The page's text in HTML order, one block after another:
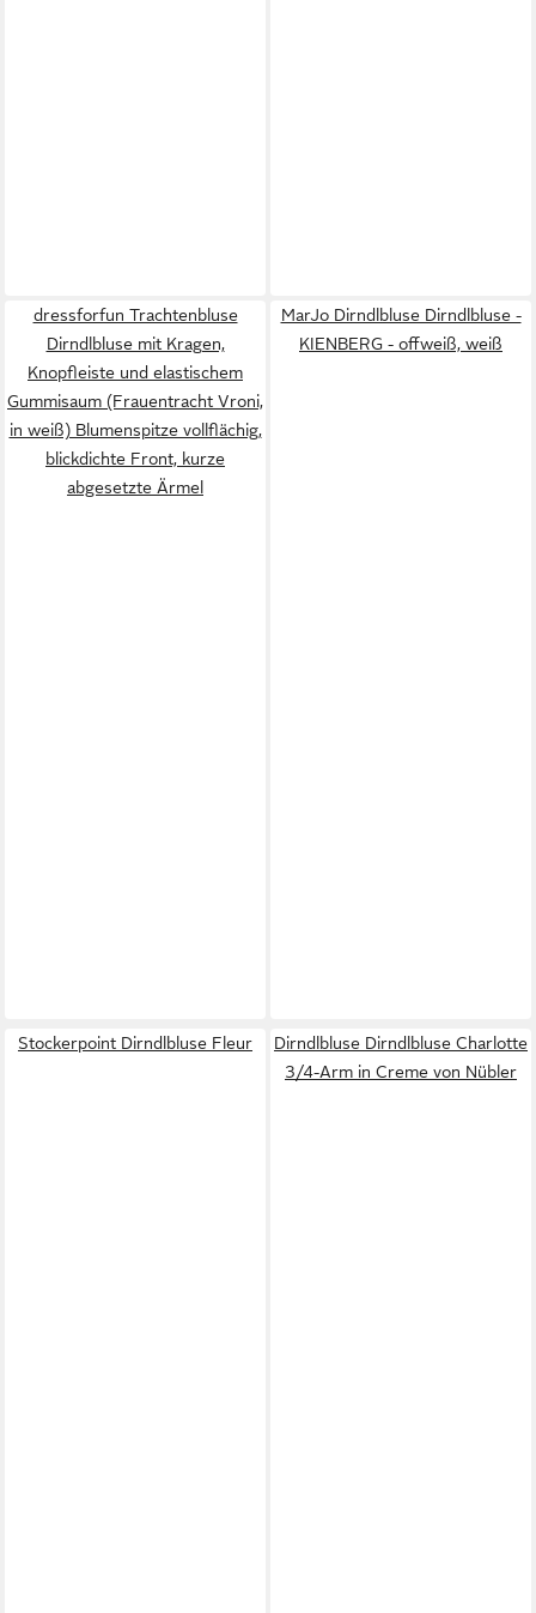
dressforfun Trachtenbluse
Dirndlbluse mit Kragen,
Knopfleiste und elastischem
Gummisaum (Frauentracht Vroni,
in weiß) Blumenspitze vollflächig,
blickdichte Front, kurze
abgesetzte Ärmel
MarJo Dirndlbluse Dirndlbluse -
KIENBERG - offweiß, weiß
Stockerpoint Dirndlbluse Fleur
Dirndlbluse Dirndlbluse Charlotte
3/4-Arm in Creme von Nübler